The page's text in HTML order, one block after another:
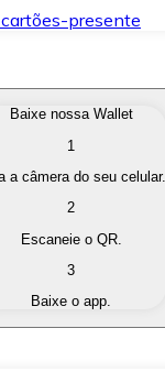
presente
de seu
em
por
Baixe nossa Wallet
1
a câmera do seu celular.
2
Escaneie o QR.
3
Baixe o app.